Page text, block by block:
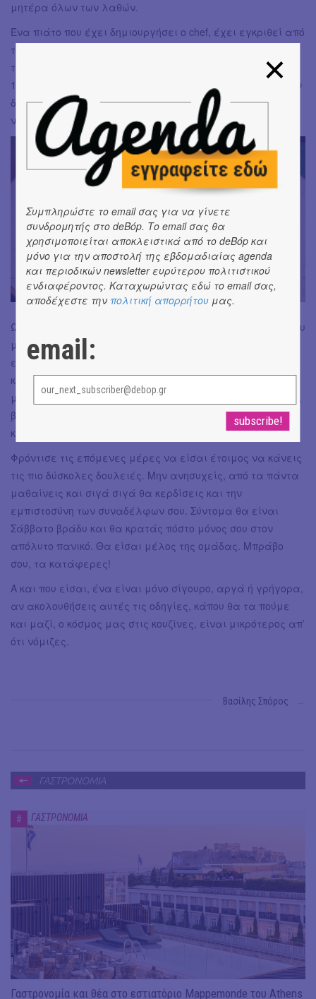
μητέρα όλων των λαθών.
Ένα πιάτο που έχει δημιουργήσει ο chef, έχει εγκριθεί από
τον ιδιοκτήτη και τους ίδιους τους πελάτες, θα πρέπει να
το φτιάξεις σωστά και ακριβώς ίδιο, για τις επόμενες
100.000 παραγγελίες και μετά, ίσως και ανάλογα με την
διάθεση όλων αυτών που σου ανέφερα, να συζητήσουμε
να δοκιμάσουμε την άποψή σου για το τζίντζερ.
Ωραία, δεν έκανες και αυτό το λάθος, ήταν καλό αυτό που
μαγείρεψες, εξασφάλισες ότι θα τα πούμε και την
επόμενη μέρα. Τελείωσε η μέρα; Όχι. Πήγαινε σπίτι,
κάνε ένα καυτό μπάνιο, πάρε εκείνο το μπλοκάκι και το
μενού, δες τι έμαθες, ξαναπαίξε τη μέρα στο μυαλό σου,
βάλ΄τα όλα σε μια σειρά και φρόντισε να κοιμηθείς
καλά.
Φρόντισε τις επόμενες μέρες να είσαι έτοιμος να κάνεις
τις πιο δύσκολες δουλειές. Μην ανησυχείς, από τα πάντα
μαθαίνεις και σιγά σιγά θα κερδίσεις και την
εμπιστοσύνη των συναδέλφων σου. Σύντομα θα είναι
Σάββατο βράδυ και θα κρατάς πόστο μόνος σου στον
απόλυτο πανικό. Θα είσαι μέλος της ομάδας. Μπράβο
σου, τα κατάφερες!
Α και που είσαι, ένα είναι μόνο σίγουρο, αργά ή γρήγορα,
αν ακολουθήσεις αυτές τις οδηγίες, κάπου θα τα πούμε
και μαζί, ο κόσμος μας στις κουζίνες, είναι μικρότερος απ’
ότι νόμιζες.
Βασίλης Σπόρος
ΓΑΣΤΡΟΝΟΜΙΑ
# ΓΑΣΤΡΟΝΟΜΙΑ
Γαστρονομία και θέα στο εστιατόριο Mappemonde του Athens
Συμπληρώστε το email σας για να γίνετε
συνδρομητής στο deBόp. Το email σας θα
χρησιμοποιείται αποκλειστικά από το deBόp και
μόνο για την αποστολή της εβδομαδιαίας agenda
και περιοδικών newsletter ευρύτερου πολιτιστικού
ενδιαφέροντος. Καταχωρώντας εδώ το email σας,
αποδέχεστε την πολιτική απορρήτου μας.
email: